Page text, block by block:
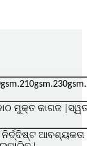
ମୁକ୍ତ କାଗଜ
ନିର୍ଦ୍ଦିଷ୍ଟ ଆବଶ୍ୟକତା